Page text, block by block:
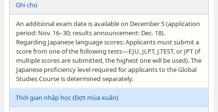
Ghi chú
An additional exam date is available on December 5 (application
period: Nov. 16–30; results announcement: Dec. 18).
Regarding Japanese language scores: Applicants must submit a
score from one of the following tests—EJU, JLPT, J.TEST, or JPT (if
multiple scores are submitted, the highest one will be used). The
Japanese proficiency level required for applicants to the Global
Studies Course is determined separately.
Thời gian nhập học (Đợt mùa xuân)